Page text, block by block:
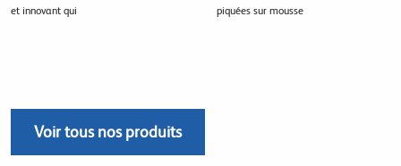
et innovant qui
piquées sur mousse
Voir tous nos produits